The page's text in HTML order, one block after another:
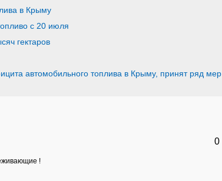
в Крыму
с 20 июля
гектаров
автомобильного топлива в Крыму, принят ряд мер
0
!